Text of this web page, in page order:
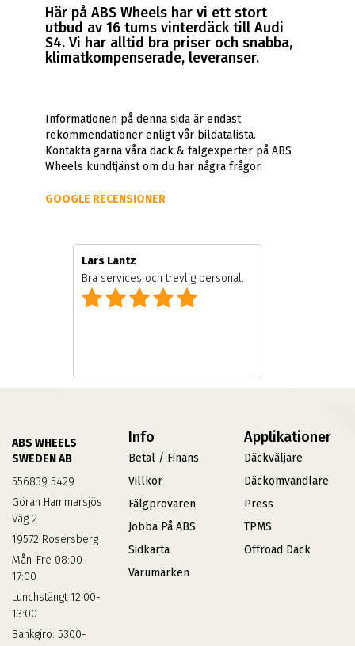
Här på ABS Wheels har vi ett stort
utbud av 16 tums vinterdäck till Audi
S4. Vi har alltid bra priser och snabba,
klimatkompenserade, leveranser.
Informationen på denna sida är endast
rekommendationer enligt vår bildatalista.
Kontakta gärna våra däck & fälgexperter på ABS
Wheels kundtjänst om du har några frågor.
GOOGLE RECENSIONER
Lars Lantz
Bra services och trevlig personal.
ABS WHEELS
SWEDEN AB
556839 5429
Göran Hammarsjös
Väg 2
19572 Rosersberg
Mån-Fre 08:00-
17:00
Lunchstängt 12:00-
13:00
Bankgiro: 5300-
Info
Betal / Finans
Villkor
Fälgprovaren
Jobba På ABS
Sidkarta
Varumärken
Applikationer
Däckväljare
Däckomvandlare
Press
TPMS
Offroad Däck